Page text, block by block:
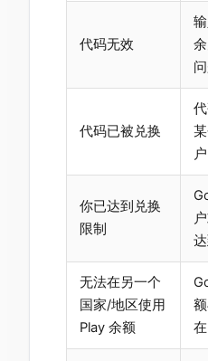
代码无效
代码已被兑换
户
你已达到兑换
限制
无法在另一个
国家/地区使用
Play 余额